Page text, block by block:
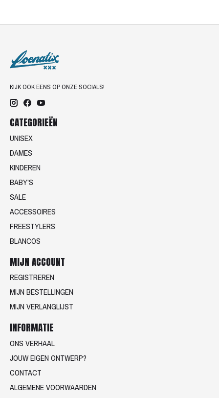
KIJK OOK EENS OP ONZE SOCIALS!
CATEGORIEËN
UNISEX
DAMES
KINDEREN
BABY'S
SALE
ACCESSOIRES
FREESTYLERS
BLANCOS
MIJN ACCOUNT
REGISTREREN
MIJN BESTELLINGEN
MIJN VERLANGLIJST
INFORMATIE
ONS VERHAAL
JOUW EIGEN ONTWERP?
CONTACT
ALGEMENE VOORWAARDEN